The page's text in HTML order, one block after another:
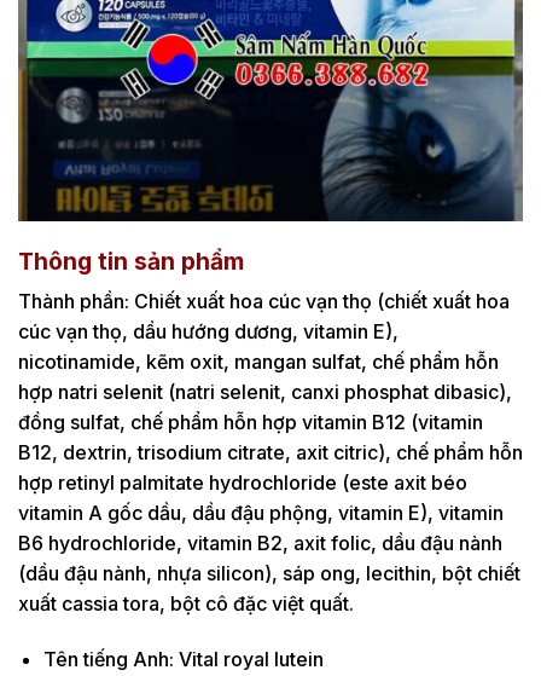
Thông tin sản phẩm
Thành phần: Chiết xuất hoa cúc vạn thọ (chiết xuất hoa
cúc vạn thọ, dầu hướng dương, vitamin E),
nicotinamide, kẽm oxit, mangan sulfat, chế phẩm hỗn
hợp natri selenit (natri selenit, canxi phosphat dibasic),
đồng sulfat, chế phẩm hỗn hợp vitamin B12 (vitamin
B12, dextrin, trisodium citrate, axit citric), chế phẩm hỗn
hợp retinyl palmitate hydrochloride (este axit béo
vitamin A gốc dầu, dầu đậu phộng, vitamin E), vitamin
B6 hydrochloride, vitamin B2, axit folic, dầu đậu nành
(dầu đậu nành, nhựa silicon), sáp ong, lecithin, bột chiết
xuất cassia tora, bột cô đặc việt quất.
Tên tiếng Anh: Vital royal lutein